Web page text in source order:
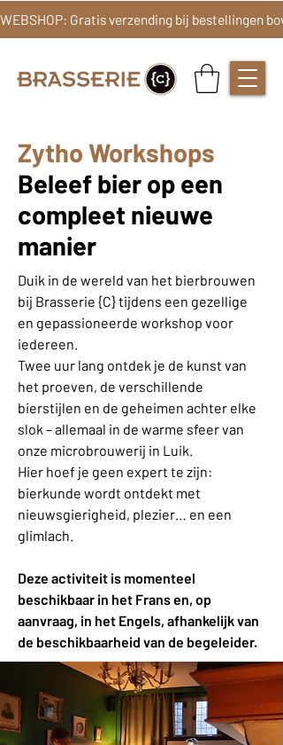
Zytho Workshops
Beleef bier op een
compleet nieuwe
manier
Duik in de wereld van het bierbrouwen
bij Brasserie {C} tijdens een gezellige
en gepassioneerde workshop voor
iedereen.
Twee uur lang ontdek je de kunst van
het proeven, de verschillende
bierstijlen en de geheimen achter elke
slok – allemaal in de warme sfeer van
onze microbrouwerij in Luik.
Hier hoef je geen expert te zijn:
bierkunde wordt ontdekt met
nieuwsgierigheid, plezier… en een
glimlach.
Deze activiteit is momenteel
beschikbaar in het Frans en, op
aanvraag, in het Engels, afhankelijk van
de beschikbaarheid van de begeleider.